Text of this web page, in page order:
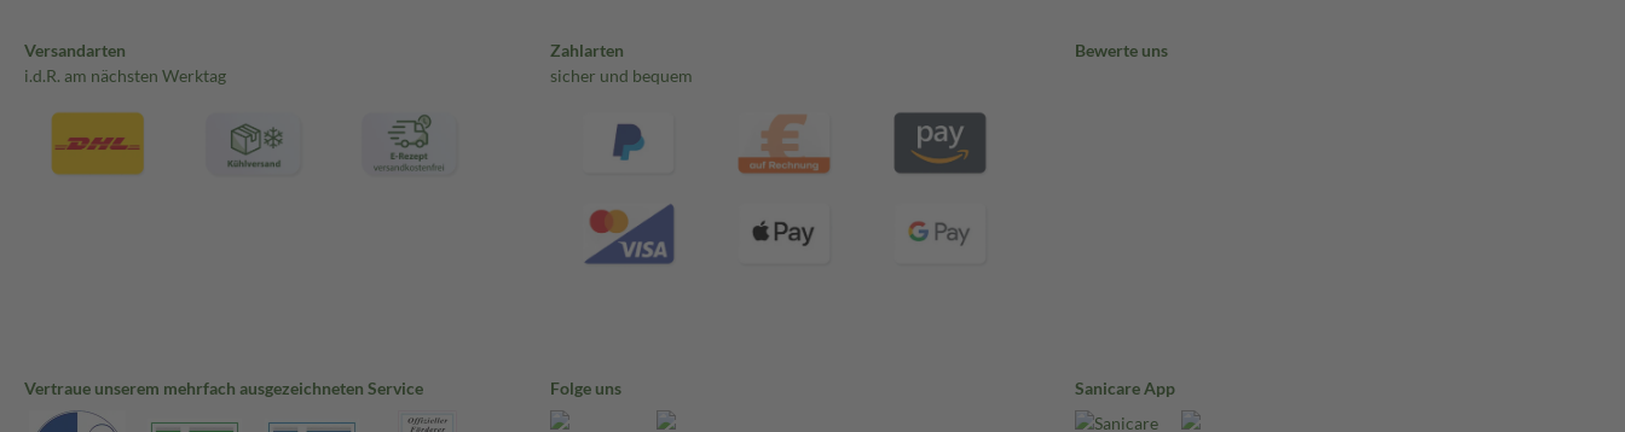
Versandarten
i.d.R. am nächsten Werktag
Zahlarten
sicher und bequem
Bewerte uns
Vertraue unserem mehrfach ausgezeichneten Service Folge uns Sanicare App